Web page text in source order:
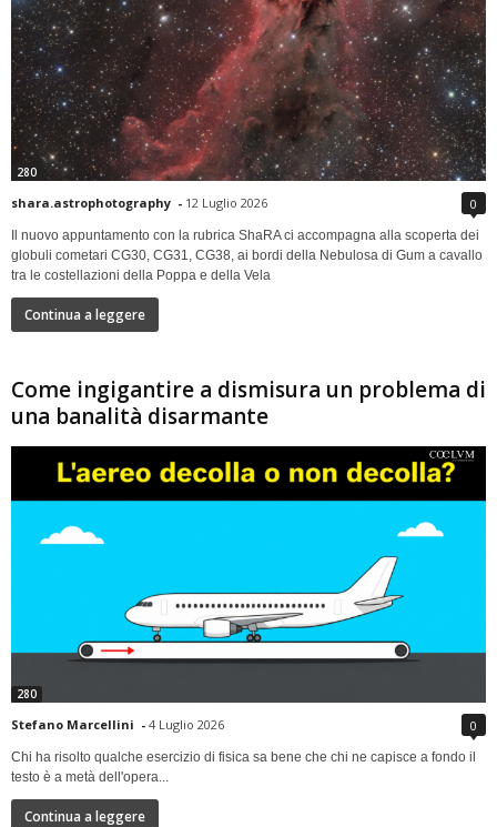
280
shara.astrophotography - 12 Luglio 2026 0
Il nuovo appuntamento con la rubrica ShaRA ci accompagna alla scoperta dei
globuli cometari CG30, CG31, CG38, ai bordi della Nebulosa di Gum a cavallo
tra le costellazioni della Poppa e della Vela
Continua a leggere
Come ingigantire a dismisura un problema di
una banalità disarmante
280
Stefano Marcellini - 4 Luglio 2026 0
Chi ha risolto qualche esercizio di fisica sa bene che chi ne capisce a fondo il
testo è a metà dell'opera...
Continua a leggere